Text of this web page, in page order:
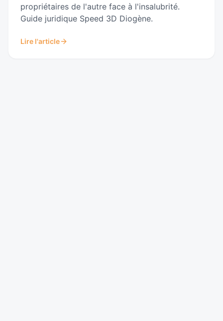
propriétaires de l'autre face à l'insalubrité.
Guide juridique Speed 3D Diogène.
Lire l'article